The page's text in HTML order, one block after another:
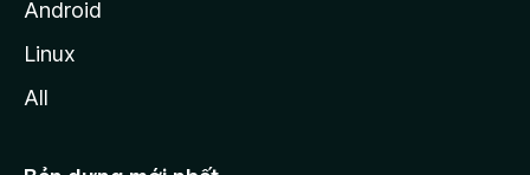
Android
Linux
All